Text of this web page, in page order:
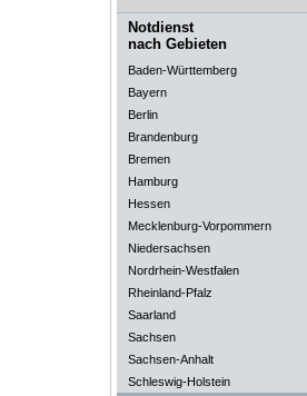
Notdienst
nach Gebieten
Baden-Württemberg
Bayern
Berlin
Brandenburg
Bremen
Hamburg
Hessen
Mecklenburg-Vorpommern
Niedersachsen
Nordrhein-Westfalen
Rheinland-Pfalz
Saarland
Sachsen
Sachsen-Anhalt
Schleswig-Holstein